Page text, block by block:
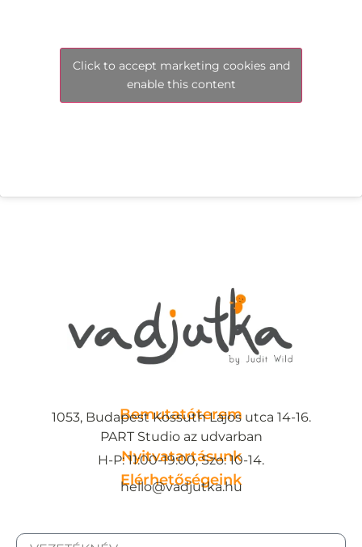
Click to accept marketing cookies and
enable this content
Bemutatóterem
1053, Budapest Kossuth Lajos utca 14-16.
PART Studio az udvarban
Nyitvatartásunk
H-P: 11:00-19:00, Szo: 10-14.
Elérhetőségeink
hello@vadjutka.hu